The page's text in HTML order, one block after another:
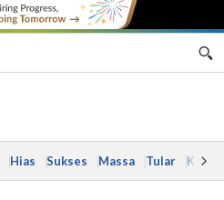
Hias Sukses Massa Tular Kes